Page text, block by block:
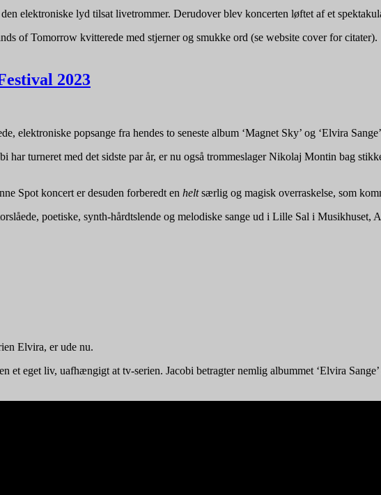
elektroniske lyd tilsat livetrommer. Derudover blev koncerten løftet af et
of Tomorrow kvitterede med stjerner og smukke ord (se website cover for citater).
2023
elektroniske popsange fra hendes to seneste album ‘Magnet Sky’ og ‘Elvira
turneret med det sidste par år, er nu også trommeslager Nikolaj Montin bag
Spot koncert er desuden forberedt en heltsærlig og magisk overraskelse, som
poetiske, synth-hårdtslende og melodiske sange ud i Lille Sal i Musikhuset,
Elvira, er ude nu.
et eget liv, uafhængigt at tv-serien. Jacobi betragter nemlig albummet ‘Elvira